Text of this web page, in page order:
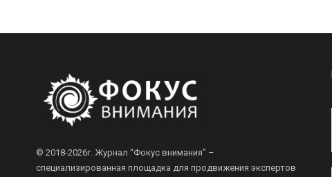
© 2018-2026г. Журнал “Фокус внимания” –
специализированная площадка для продвижения экспертов